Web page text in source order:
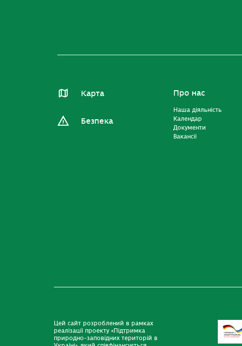
Карта
Безпека
Про нас
Наша діяльність
Календар
Документи
Вакансії
Цей сайт розроблений в рамках
реалізації проекту «Підтримка
природно-заповідних територій в